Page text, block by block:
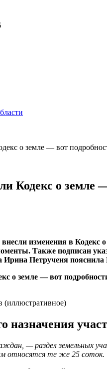
о земле — вот
Кодекс о земле
изменения в Кодекс
Также подписан
Ирина Петрученя
(иллюстративное)
назначения
— раздел земельных
относятся те же 25 соток.